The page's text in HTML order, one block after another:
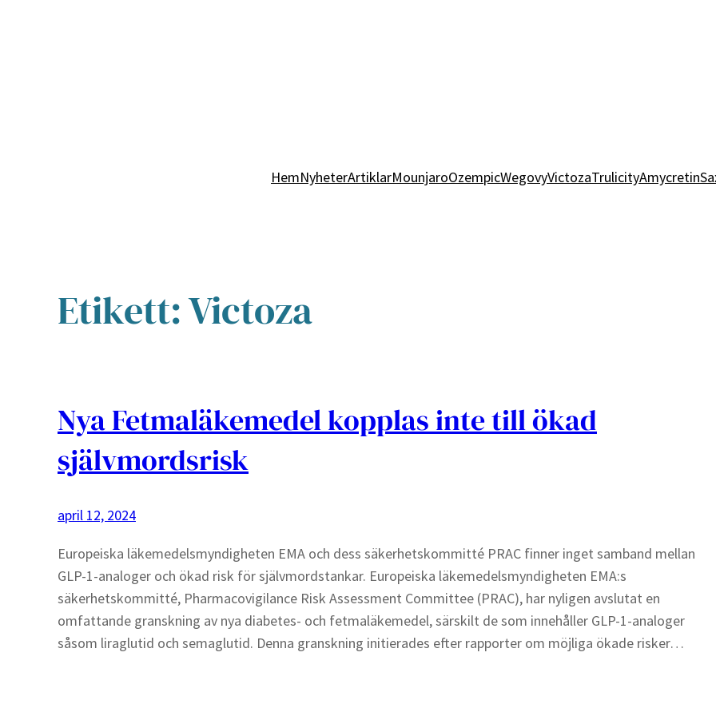
HemNyheterArtiklarMounjaroOzempicWegovyVictozaTrulicityAmycretin
Etikett:Victoza
Nya Fetmaläkemedel kopplas inte till ökad
självmordsrisk
april 12, 2024
Europeiska läkemedelsmyndigheten EMA och dess säkerhetskommitté PRAC finner inget samband mellan
GLP-1-analoger och ökad risk för självmordstankar. Europeiska läkemedelsmyndigheten EMA:s
säkerhetskommitté, Pharmacovigilance Risk Assessment Committee (PRAC), har nyligen avslutat en
omfattande granskning av nya diabetes- och fetmaläkemedel, särskilt de som innehåller GLP-1-analoger
såsom liraglutid och semaglutid. Denna granskning initierades efter rapporter om möjliga ökade risker…